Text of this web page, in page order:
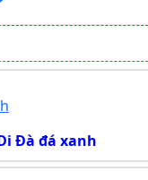
Đà đá xanh